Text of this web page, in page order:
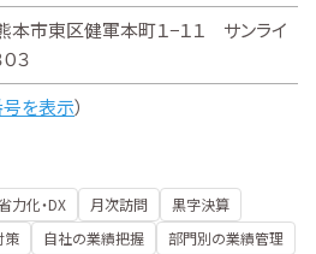
本市東区健軍本町１−１１ サンライ
３
を表示）
力化・DX 月次訪問
黒字決算
策 自社の業績把握
部門別の業績管理